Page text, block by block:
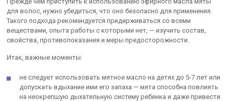
для волос, нужно убедиться, что оно безопасно для применения.
Такого подхода рекомендуется придерживаться со всеми
веществами, опыта работы с которыми нет, — изучить состав,
свойства, противопоказания и меры предосторожности.
Итак, важные моменты:
не следует использовать мятное масло на детях до 5-7 лет или
допускать вдыхание ими его запаха — мята способна повлиять
на неокрепшую дыхательную систему ребенка и даже привести